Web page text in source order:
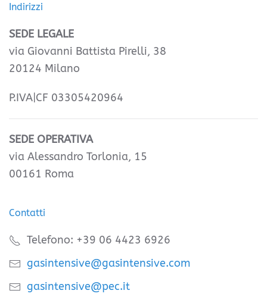
Indirizzi
SEDE LEGALE
via Giovanni Battista Pirelli, 38
20124 Milano
P.IVA|CF 03305420964
SEDE OPERATIVA
via Alessandro Torlonia, 15
00161 Roma
Contatti
Telefono: +39 06 4423 6926
gasintensive@gasintensive.com
gasintensive@pec.it